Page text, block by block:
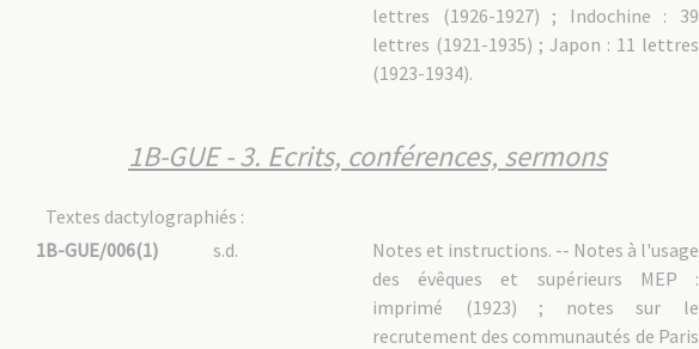
lettres (1926-1927) ; Indochine : 39
lettres (1921-1935) ; Japon : 11 lettres
(1923-1934).
1B-GUE - 3. Ecrits, conférences, sermons
Textes dactylographiés :
1B-GUE/006(1)
s.d.
Notes et instructions. -- Notes à l'usage
des évêques et supérieurs MEP :
imprimé (1923) ; notes sur le
recrutement des communautés de Paris